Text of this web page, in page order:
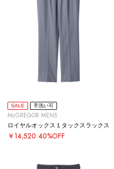
SALE 手洗い可
McGREGOR MENS
ロイヤルオックス１タックスラックス
￥14,520 40%OFF